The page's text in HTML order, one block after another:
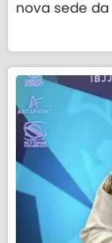
nova sede da